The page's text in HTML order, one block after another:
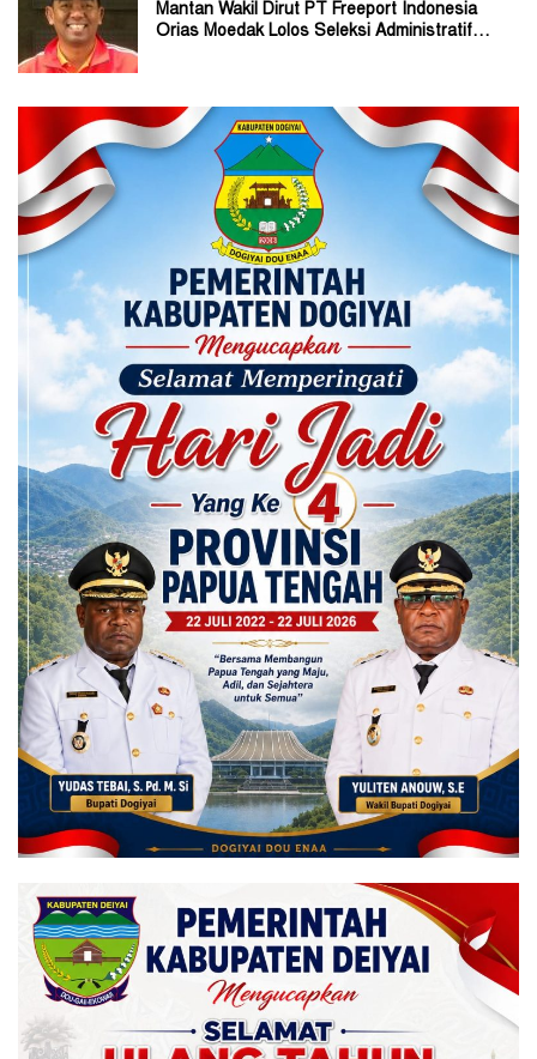
Mantan Wakil Dirut PT Freeport Indonesia
Orias Moedak Lolos Seleksi Administratif